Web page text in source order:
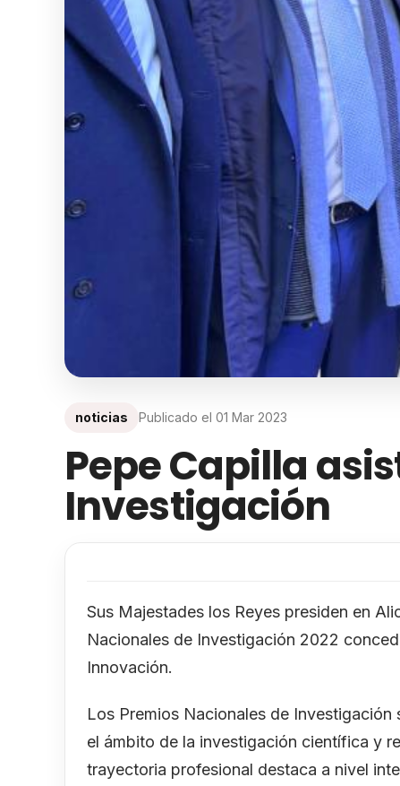
noticias Publicado el 01 Mar 2023
Pepe Capilla
Investigación
Sus Majestades los Reyes presiden en
Nacionales de Investigación 2022
Innovación.
Los Premios Nacionales de
el ámbito de la investigación científica y
trayectoria profesional destaca a nivel